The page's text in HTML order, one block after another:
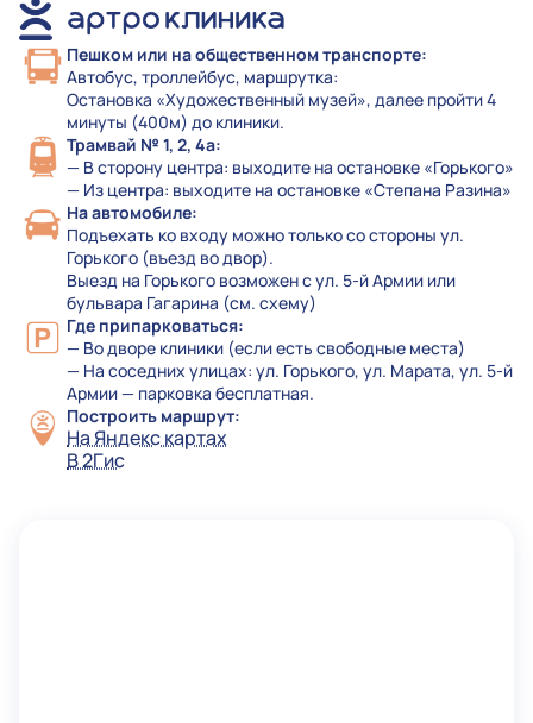
Пешком или на общественном транспорте:
Автобус, троллейбус, маршрутка:
Остановка «Художественный музей», далее пройти 4
минуты (400м) до клиники.
Трамвай № 1, 2, 4а:
— В сторону центра: выходите на остановке «Горького»
— Из центра: выходите на остановке «Степана Разина»
На автомобиле:
Подъехать ко входу можно только со стороны ул.
Горького (въезд во двор).
Выезд на Горького возможен с ул. 5-й Армии или
бульвара Гагарина (см. схему)
Где припарковаться:
— Во дворе клиники (если есть свободные места)
— На соседних улицах: ул. Горького, ул. Марата, ул. 5-й
Армии — парковка бесплатная.
Построить маршрут:
На Яндекс картах
В 2Гис